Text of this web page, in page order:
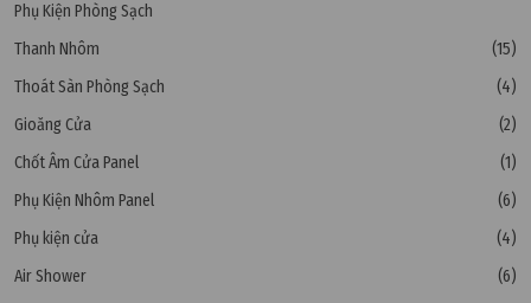
Phụ Kiện Phòng Sạch
Thanh Nhôm
(15)
Thoát Sàn Phòng Sạch
(4)
Gioăng Cửa
(2)
Chốt Âm Cửa Panel
(1)
Phụ Kiện Nhôm Panel
(6)
Phụ kiện cửa
(4)
Air Shower
(6)